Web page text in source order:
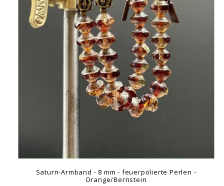
Saturn-Armband - 8 mm - feuerpolierte Perlen -
Orange/Bernstein